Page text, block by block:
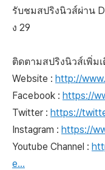
รับชมสปริงนิวส์ผ่าน
ง 29
ติดตามสปริงนิวส์เพิ่ม
Website : http://
Facebook : https://
Twitter : https://
Instagram : https://
Youtube Channel :
e...